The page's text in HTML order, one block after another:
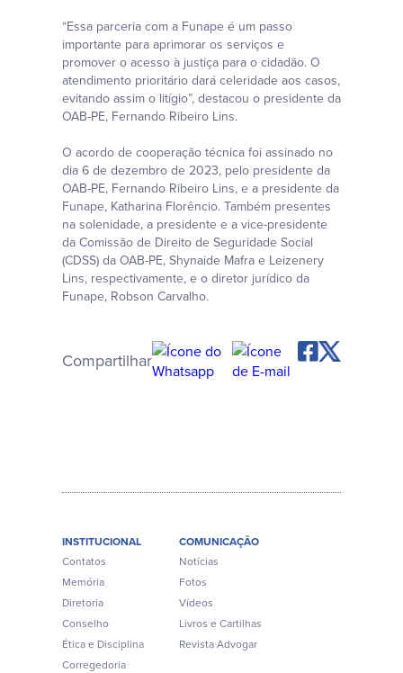
“Essa parceria com a Funape é um passo
importante para aprimorar os serviços e
promover o acesso à justiça para o cidadão. O
atendimento prioritário dará celeridade aos casos,
evitando assim o litígio”, destacou o presidente da
OAB-PE, Fernando Ribeiro Lins.
O acordo de cooperação técnica foi assinado no
dia 6 de dezembro de 2023, pelo presidente da
OAB-PE, Fernando Ribeiro Lins, e a presidente da
Funape, Katharina Florêncio. Também presentes
na solenidade, a presidente e a vice-presidente
da Comissão de Direito de Seguridade Social
(CDSS) da OAB-PE, Shynaide Mafra e Leizenery
Lins, respectivamente, e o diretor jurídico da
Funape, Robson Carvalho.
Compartilhar
INSTITUCIONAL
Contatos
Memória
Diretoria
Conselho
Ética e Disciplina
Corregedoria
COMUNICAÇÃO
Notícias
Fotos
Vídeos
Livros e Cartilhas
Revista Advogar